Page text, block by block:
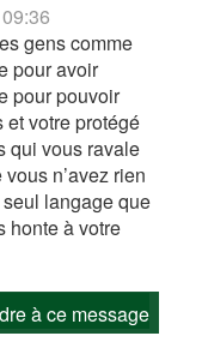
gens comme
pour avoir
pour pouvoir
et votre protégé
qui vous ravale
n’avez rien
langage que
honte à votre
à ce message